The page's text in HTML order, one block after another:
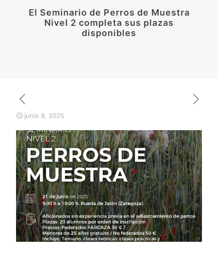
El Seminario de Perros de Muestra
Nivel 2 completa sus plazas
disponibles
junio 9, 2025